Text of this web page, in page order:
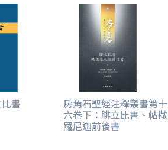
書 房角石聖經注釋叢書第十
六卷下：腓立比書、帖撒
羅尼迦前後書